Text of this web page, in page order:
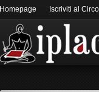
Homepage Iscriviti al